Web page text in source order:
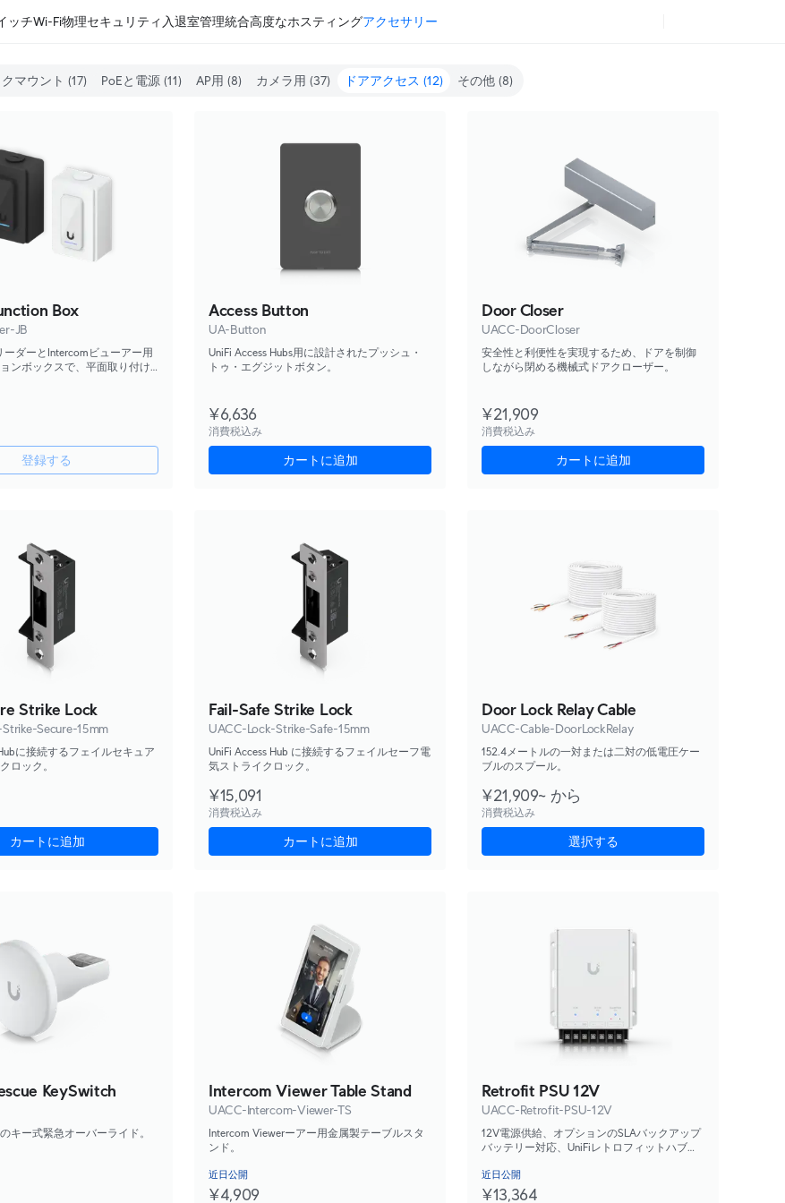
ッチWi-Fi物理セキュリティ 入退室管理統合高度なホスティングアクセサリー
マウント (17) PoEと電源 (11) AP用 (8) カメラ用 (37) ドアアクセス (12) その他 (8)
Box
JB
ーダーとIntercomビューアー用
ンボックスで、平面取り付け
登録する
Access Button
UA-Button
UniFi Access Hubs用に設計されたプッシュ・
トゥ・エグジットボタン。
¥6,636
消費税込み
カートに追加
Door Closer
UACC-DoorCloser
安全性と利便性を実現するため、ドアを制御
しながら閉める機械式ドアクローザー。
¥21,909
消費税込み
カートに追加
Strike Lock
Secure-15mm
に接続するフェイルセキュア
ロック。
カートに追加
Fail-Safe Strike Lock
UACC-Lock-Strike-Safe-15mm
UniFi Access Hub に接続するフェイルセーフ電
気ストライクロック。
¥15,091
消費税込み
カートに追加
Door Lock Relay Cable
UACC-Cable-DoorLockRelay
152.4メートルの一対または二対の低電圧ケー
ブルのスプール。
¥21,909~ から
消費税込み
選択する
KeySwitch
キー式緊急オーバーライド。
Intercom Viewer Table Stand
UACC-Intercom-Viewer-TS
Intercom Viewerーアー用金属製テーブルスタ
ンド。
近日公開
¥4,909
Retrofit PSU 12V
UACC-Retrofit-PSU-12V
12V電源供給、オプションのSLAバックアップ
バッテリー対応、UniFiレトロフィットハブと
近日公開
¥13,364